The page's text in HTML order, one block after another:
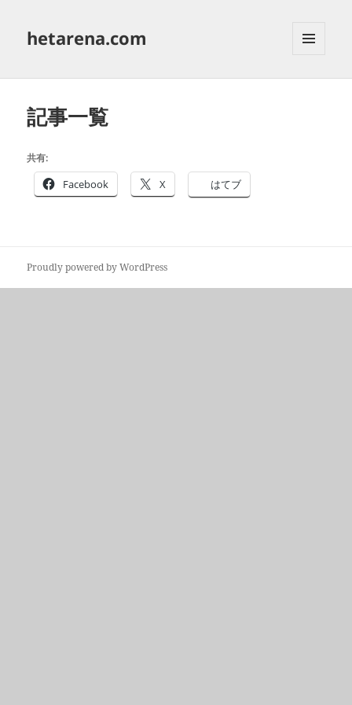
hetarena.com
ーとウ
記事一覧
共有:
Facebook X はてブ
Proudly powered by WordPress